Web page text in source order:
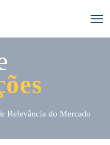
Relevância do Mercado